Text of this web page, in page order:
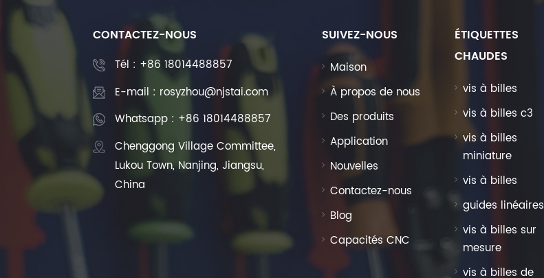
CONTACTEZ-NOUS
Tél : +86 18014488857
E-mail : rosyzhou@njstai.com
Whatsapp : +86 18014488857
Chenggong Village Committee,
Lukou Town, Nanjing, Jiangsu,
China
SUIVEZ-NOUS
Maison
À propos de nous
Des produits
Application
Nouvelles
Contactez-nous
Blog
Capacités CNC
ÉTIQUETTES
CHAUDES
vis à billes
vis à billes c3
vis à billes
miniature
vis à billes
guides linéaires
vis à billes sur
mesure
vis à billes de